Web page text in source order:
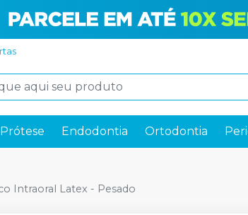
Prótese Endodontia Ortodontia
Intraoral Latex - Pesado